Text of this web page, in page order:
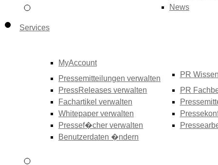
News
Services
MyAccount
Pressemitteilungen verwalten
PressReleases verwalten
Fachartikel verwalten
Whitepaper verwalten
Pressef�cher verwalten
Benutzerdaten �ndern
PR
PR